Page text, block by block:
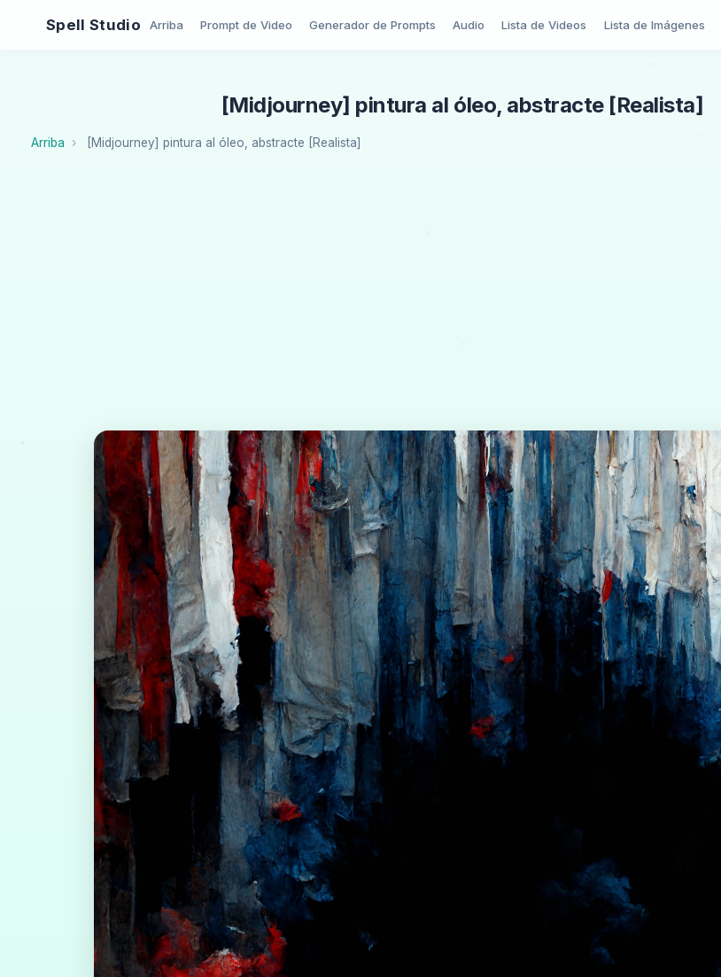
Spell Studio Arriba Prompt de Video Generador de Prompts Audio Lista de Videos Lista de Imágenes
[Midjourney] pintura al óleo, abstracte [Realista]
Arriba [Midjourney] pintura al óleo, abstracte [Realista]